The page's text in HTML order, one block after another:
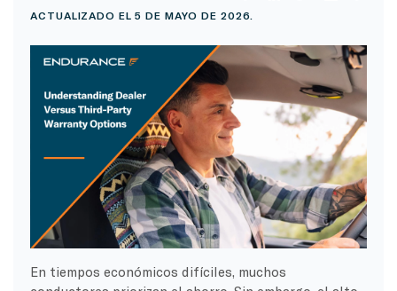
ACTUALIZADO EL 5 DE MAYO DE 2026.
En tiempos económicos difíciles, muchos